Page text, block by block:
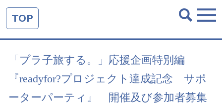
TOP
「プラ子旅する。」応援企画特別編
『readyfor?プロジェクト達成記念 サポ
ーターパーティ』 開催及び参加者募集